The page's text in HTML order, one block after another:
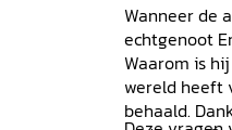
Wanneer de
echtgenoot
Waarom is
wereld heeft
behaald.